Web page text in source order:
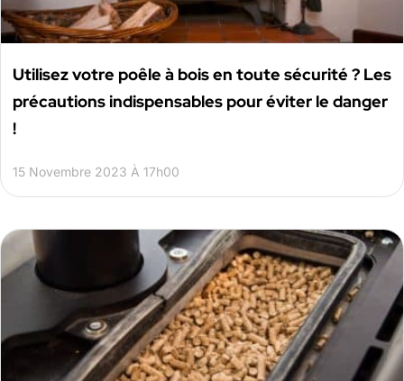
Utilisez votre poêle à bois en toute sécurité ? Les
précautions indispensables pour éviter le danger
!
15 Novembre 2023 À 17h00